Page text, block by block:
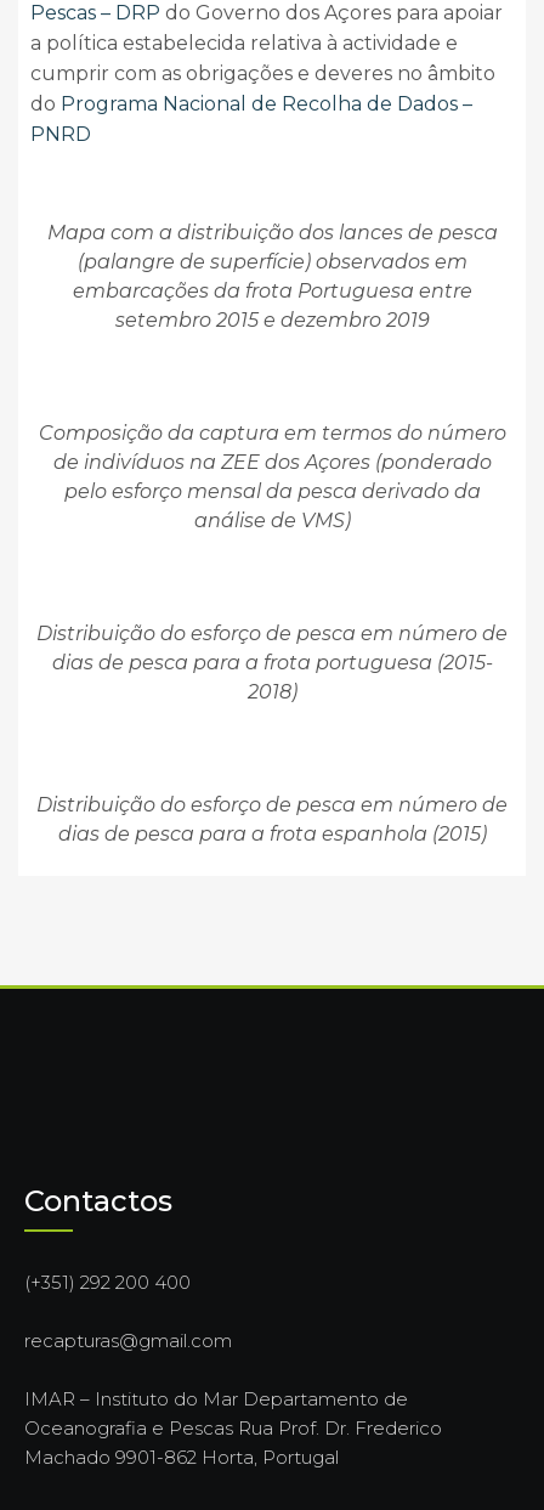
Pescas – DRP do Governo dos Açores para apoiar
a política estabelecida relativa à actividade e
cumprir com as obrigações e deveres no âmbito
do Programa Nacional de Recolha de Dados –
PNRD
Mapa com a distribuição dos lances de pesca
(palangre de superfície) observados em
embarcações da frota Portuguesa entre
setembro 2015 e dezembro 2019
Composição da captura em termos do número
de indivíduos na ZEE dos Açores (ponderado
pelo esforço mensal da pesca derivado da
análise de VMS)
Distribuição do esforço de pesca em número de
dias de pesca para a frota portuguesa (2015-
2018)
Distribuição do esforço de pesca em número de
dias de pesca para a frota espanhola (2015)
Contactos
(+351) 292 200 400
recapturas@gmail.com
IMAR – Instituto do Mar Departamento de
Oceanografia e Pescas Rua Prof. Dr. Frederico
Machado 9901-862 Horta, Portugal